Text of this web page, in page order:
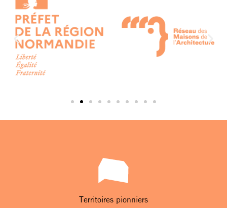
Territoires pionniers